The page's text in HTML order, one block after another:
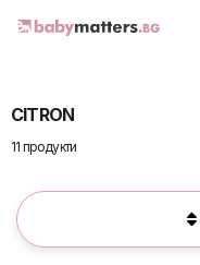
СЕДЛАЧКА ЗА
CITRON
11 продукти